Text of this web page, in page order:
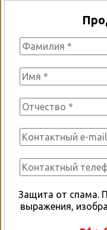
Защита от спама.
выражения,